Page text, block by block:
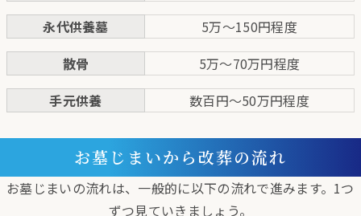
永代供養墓
5万～150円程度
散骨
5万～70万円程度
手元供養
数百円～50万円程度
お墓じまいから改葬の流れ
お墓じまいの流れは、一般的に以下の流れで進みます。1つ
ずつ見ていきましょう。